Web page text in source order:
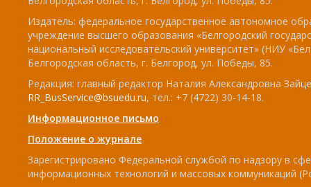
Издатель: федеральное государственное автономное
учреждение высшего образования «Белгородский
национальный исследовательский университет» (НИУ
Белгородская область, г. Белгород, ул. Победы, 85.
Редакция: главный редактор Наталия Александровна
RR_BusService@bsuedu.ru, тел.: +7 (4722) 30-14-18.
Информационное письмо
Положение о журнале
Зарегистрировано Федеральной службой по надзору в
информационных технологий и массовых коммуникаций